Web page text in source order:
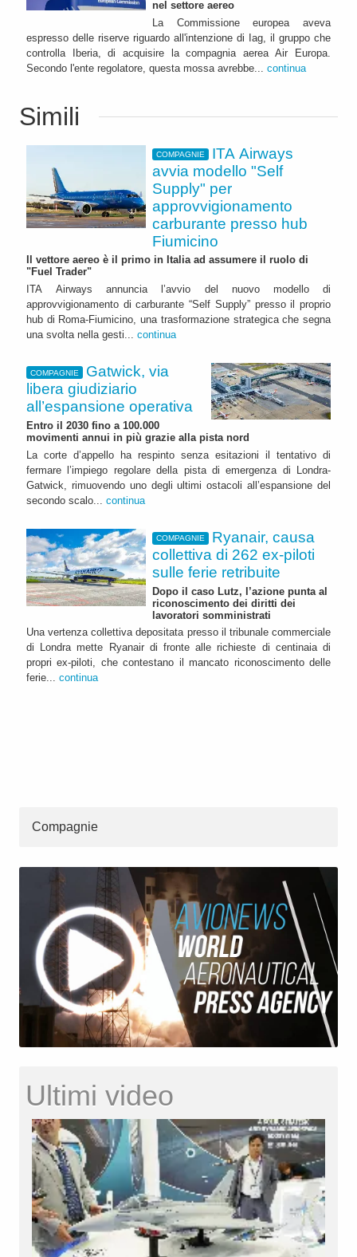
nel settore aereo
La Commissione europea aveva
espresso delle riserve riguardo all'intenzione di Iag, il gruppo che
controlla Iberia, di acquisire la compagnia aerea Air Europa.
Secondo l'ente regolatore, questa mossa avrebbe... continua
Simili
COMPAGNIE
ITA Airways
avvia modello "Self
Supply" per
approvvigionamento
carburante presso hub
Fiumicino
Il vettore aereo è il primo in Italia ad assumere il ruolo di
"Fuel Trader"
ITA Airways annuncia l’avvio del nuovo modello di
approvvigionamento di carburante “Self Supply” presso il proprio
hub di Roma-Fiumicino, una trasformazione strategica che segna
una svolta nella gesti... continua
COMPAGNIE
Gatwick, via
libera giudiziario
all’espansione operativa
Entro il 2030 fino a 100.000
movimenti annui in più grazie alla pista nord
La corte d’appello ha respinto senza esitazioni il tentativo di
fermare l’impiego regolare della pista di emergenza di Londra-
Gatwick, rimuovendo uno degli ultimi ostacoli all’espansione del
secondo scalo... continua
COMPAGNIE
Ryanair, causa
collettiva di 262 ex-piloti
sulle ferie retribuite
Dopo il caso Lutz, l’azione punta al
riconoscimento dei diritti dei
lavoratori somministrati
Una vertenza collettiva depositata presso il tribunale commerciale
di Londra mette Ryanair di fronte alle richieste di centinaia di
propri ex-piloti, che contestano il mancato riconoscimento delle
ferie... continua
Compagnie
Ultimi video